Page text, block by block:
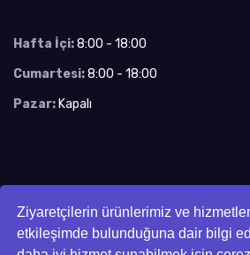
Ziyaretçilerin ürünlerimiz ve
etkileşimde bulunduğuna dair bilgi
Hafta İçi:8:00 - 18:00
Cumartesi:8:00 - 18:00
Pazar: Kapalı